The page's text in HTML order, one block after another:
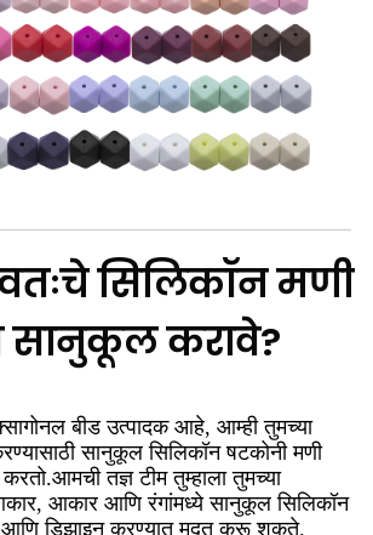
सिलिकॉन मणी
करावे?
बीड उत्पादक आहे, आम्ही तुमच्या
सानुकूल सिलिकॉन षटकोनी मणी
तज्ञ टीम तुम्हाला तुमच्या
आकार आणि रंगांमध्ये सानुकूल सिलिकॉन
आणि डिझाइन करण्यात मदत करू शकते.